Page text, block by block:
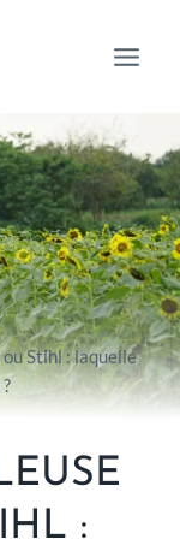
Stihl : laquelle
: